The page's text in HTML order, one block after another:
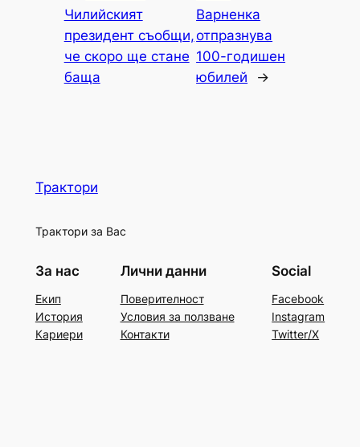
Чилийският
президент съобщи,
че скоро ще стане
баща
Варненка
отпразнува
100-годишен
юбилей
→
Трактори
Трактори за Вас
За нас
Екип
История
Кариери
Лични данни
Поверителност
Условия за ползване
Контакти
Social
Facebook
Instagram
Twitter/X